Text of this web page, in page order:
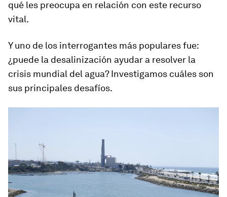
qué les preocupa en relación con este recurso
vital.
Y uno de los interrogantes más populares fue:
¿puede la desalinización ayudar a resolver la
crisis mundial del agua? Investigamos cuáles son
sus principales desafíos.